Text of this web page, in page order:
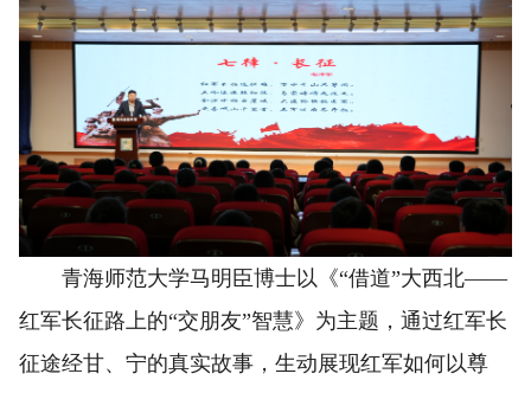
青海师范大学马明臣博士以《“借道”大西北——
红军长征路上的“交朋友”智慧》为主题，通过红军长
征途经甘、宁的真实故事，生动展现红军如何以尊